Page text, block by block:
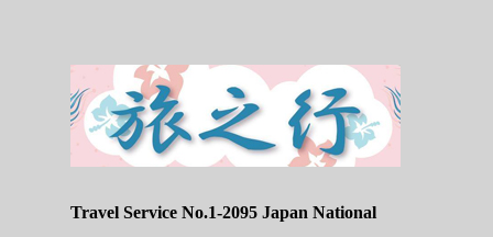
Travel Service No.1-2095 Japan National